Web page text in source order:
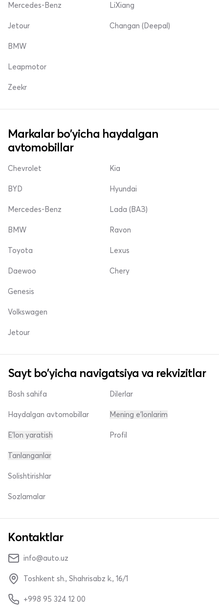
Mercedes-Benz
Jetour
LiXiang
Changan (Deepal)
BMW
Leapmotor
Zeekr
Markalar bo'yicha haydalgan
avtomobillar
Chevrolet
BYD
Mercedes-Benz
Kia
Hyundai
Lada (ВАЗ)
BMW
Toyota
Daewoo
Ravon
Lexus
Chery
Genesis
Volkswagen
Jetour
Sayt bo'yicha navigatsiya va rekvizitlar
Bosh sahifa
Haydalgan avtomobillar
E'lon yaratish
Dilerlar
Mening e'lonlarim
Profil
Tanlanganlar
Solishtirishlar
Sozlamalar
Kontaktlar
info@auto.uz
Toshkent sh., Shahrisabz k., 16/1
+998 95 324 12 00